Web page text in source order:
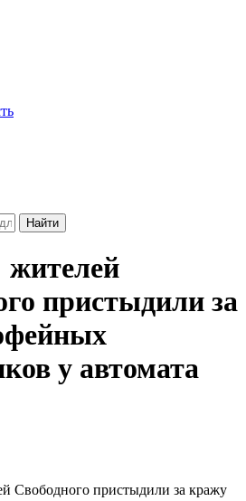
Найти
жителей
пристыдили за
у автомата